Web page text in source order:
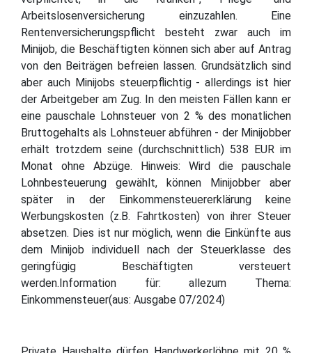
Arbeitslosenversicherung einzuzahlen. Eine
Rentenversicherungspflicht besteht zwar auch im
Minijob, die Beschäftigten können sich aber auf Antrag
von den Beiträgen befreien lassen. Grundsätzlich sind
aber auch Minijobs steuerpflichtig - allerdings ist hier
der Arbeitgeber am Zug. In den meisten Fällen kann er
eine pauschale Lohnsteuer von 2 % des monatlichen
Bruttogehalts als Lohnsteuer abführen - der Minijobber
erhält trotzdem seine (durchschnittlich) 538 EUR im
Monat ohne Abzüge. Hinweis: Wird die pauschale
Lohnbesteuerung gewählt, können Minijobber aber
später in der Einkommensteuererklärung keine
Werbungskosten (z.B. Fahrtkosten) von ihrer Steuer
absetzen. Dies ist nur möglich, wenn die Einkünfte aus
dem Minijob individuell nach der Steuerklasse des
geringfügig Beschäftigten versteuert
werden.Information für: allezum Thema:
Einkommensteuer(aus: Ausgabe 07/2024)